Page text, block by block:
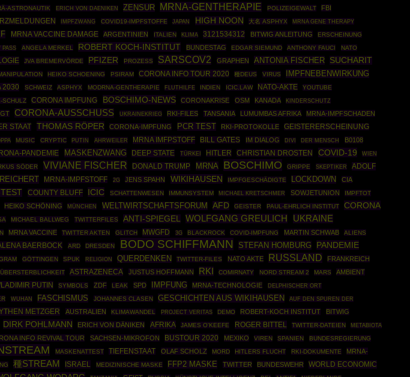
ASTRONAUTIK ERICH VON DAENIKEN ZENSUR MRNA-GENTHERAPIE POLIZEIGEWALT FBI
IMPFZWANG COVID19-IMPFSTOFFE JAPAN HIGH NOON 大名 ASPHYX MRNA GENE THERAPY
MRNA VACCINE DAMAGE ARGENTINIEN ITALIEN KLIMA 3121534312 BITWIG ANLEITUNG ERSCHEINUNG
PASS ANGELA MERKEL ROBERT KOCH-INSTITUT BUNDESTAG EDGAR SIEMUND ANTHONY FAUCI
NATO
JVA BREMERVÖRDE PFIZER PROZESS SARSCOV2 GRAPHEN ANTONIA FISCHER
SUCHARIT
HEIKO SCHOENING PSIRAM CORONA INFO TOUR 2020 種DEUS VIRUS IMPFNEBENWIRKUNG
2030 SCHWEIZ ASPHYX MODRNA-GENTHERAPIE FLUTHILFE INDIEN ICIC.LAW NATO-AKTE YOUTUBE
SCHULZ CORONA IMPFUNG BOSCHIMO-NEWS CORONAKRISE OSM KANADA KINDERSCHUTZ
CORONA-AUSSCHUSS UKRAINEKRIEG RKI-FILES TANSANIA LUMUMBAS AFRIKA MRNA-IMPFSCHADEN
STAAT THOMAS RÖPER CORONA-IMPFUNG PCR TEST RKI-PROTOKOLLE GEISTERERSCHEINUNG
MUSIC CRYPTIC PUTIN AHRWEILER MRNA IMFPSTOFF BILL GATES IM DIALOG DIVI DER MENSCH
B0108
PANDEMIE MASKENZWANG DEEP STATE TÜRKEI HITLER CHRISTIAN DROSTEN COVID-19 WIEN
SÖDER VIVIANE FISCHER DONALD TRUMP MRNA BOSCHIMO GRIPPE SKEPTIKER
ADOLF
MRNA-IMPFSTOFF 2G JENS SPAHN WIKIHAUSEN IMPFGESCHÄDIGTE LOCKDOWN CIA
COUNTY BLUFF ICIC SCHATTENWESEN IMMUNSYSTEM MICHAEL KRETSCHMER SOWJETUNION
IMPFTOT
HEIKO SCHÖNING MÜNCHEN WELTWIRTSCHAFTSFORUM AFD GEISTER PAUL-EHRLICH INSTITUT
CORONA
MICHAEL BALLWEG TWITTERFILES ANTI-SPIEGEL WOLFGANG GREULICH UKRAINE
MRNA VACCINE TWITTER AKTEN GLITCH MWGFD 3G BLACKROCK COVID-IMPFUNG MARTIN SCHWAB ALIENS
BAERBOCK ARD DRESDEN BODO SCHIFFMANN STEFAN HOMBURG PANDEMIE
GÖTTINGEN SPUK RELIGION QUERDENKEN TWITTER-FILES NATO AKTE RUSSLAND FRANKREICH
ÜBERSTERBLICHKEIT ASTRAZENECA JUSTUS HOFFMANN RKI COMIRNATY NORD STREAM 2 MARS AMBIENT
PUTIN SYMBOLS ZDF LEAK SPD IMPFUNG MRNA-TECHNOLOGIE DELPHISCHER ORT
WUHAN FASCHISMUS JOHANNES CLASEN GESCHICHTEN AUS WIKIHAUSEN AUF DEN SPUREN DER
METZGER AUSTRALIEN KLIMAWANDEL PROJECT VERITAS DEMO ROBERT-KOCH INSTITUT BITWIG
DIRK POHLMANN ERICH VON DÄNIKEN AFRIKA JAMES O'KEEFE ROGER BITTEL TWITTER-DATEIEN METABIOTA
INFO REVIVAL TOUR SACHSEN-MIKROFON BUSTOUR 2020 MEXIKO VIREN SPANIEN
BUNDESREGIERUNG
MASKENATTEST TIEFENSTAAT OLAF SCHOLZ MORD HITLERS FLUCHT RKI-DOKUMENTE
MRNA-
種STREAM ISRAEL MEDIZINISCHE MASKE FFP2 MASKE TWITTER BUNDESWEHR
WORLD ECONOMIC